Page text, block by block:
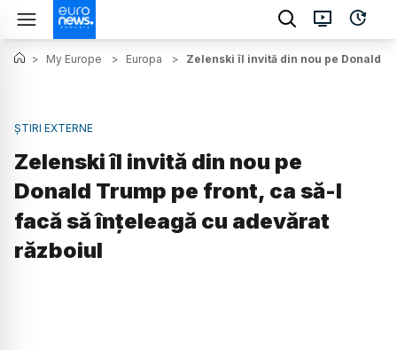
> My Europe > Europa > Zelenski îl invită din nou pe Donald
ȘTIRI EXTERNE
Zelenski îl invită din nou pe
Donald Trump pe front, ca să-l
facă să înțeleagă cu adevărat
războiul